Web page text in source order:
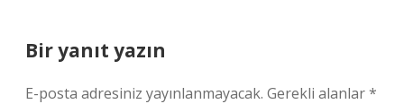
Bir yanıt yazın
E-posta adresiniz yayınlanmayacak. Gerekli alanlar*